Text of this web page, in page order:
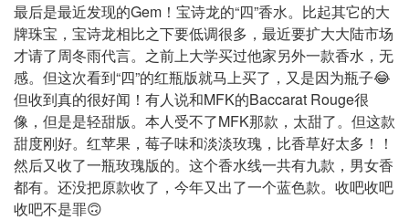
最后是最近发现的Gem！宝诗龙的“四”香水。比起其它的大
牌珠宝，宝诗龙相比之下要低调很多，最近要扩大大陆市场
才请了周冬雨代言。之前上大学买过他家另外一款香水，无
感。但这次看到“四”的红瓶版就马上买了，又是因为瓶子😂
但收到真的很好闻！有人说和MFK的Baccarat Rouge很
像，但是是轻甜版。本人受不了MFK那款，太甜了。但这款
甜度刚好。红苹果，莓子味和淡淡玫瑰，比香草好太多！！
然后又收了一瓶玫瑰版的。这个香水线一共有九款，男女香
都有。还没把原款收了，今年又出了一个蓝色款。收吧收吧
收吧不是罪🙃